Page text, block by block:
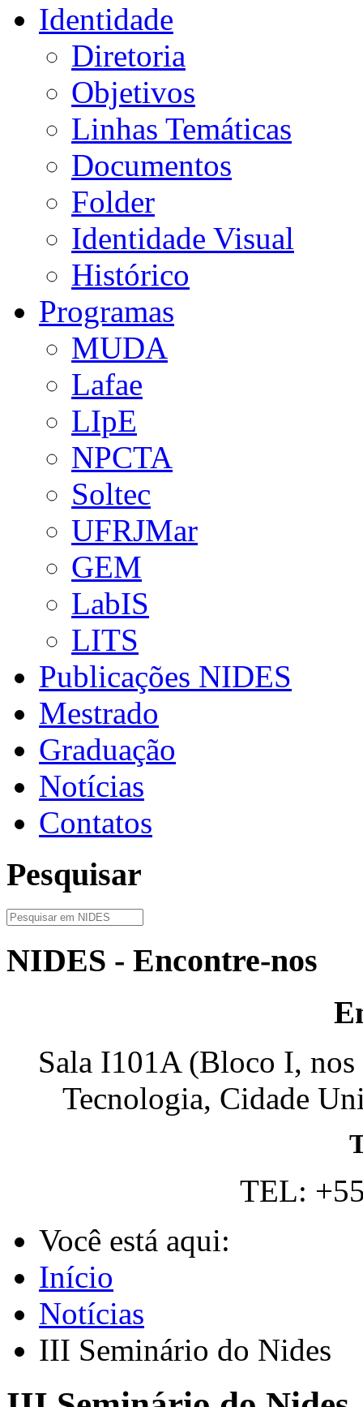
Identidade
Diretoria
Objetivos
Linhas Temáticas
Documentos
Folder
Identidade Visual
Histórico
Programas
MUDA
Lafae
LIpE
NPCTA
Soltec
UFRJMar
GEM
LabIS
LITS
Publicações NIDES
Mestrado
Graduação
Notícias
Contatos
Pesquisar
NIDES - Encontre-nos
Sala I101A (Bloco I,
Tecnologia, Cidade
TEL:
Você está aqui:
Início
Notícias
III Seminário do Nides